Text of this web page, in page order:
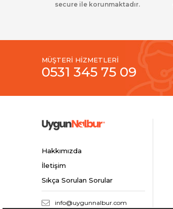
secure ile korunmaktadır.
MÜŞTERİ HİZMETLERİ
0531 345 75 09
Hakkımızda
İletişim
Sıkça Sorulan Sorular
info@uygunnalbur.com